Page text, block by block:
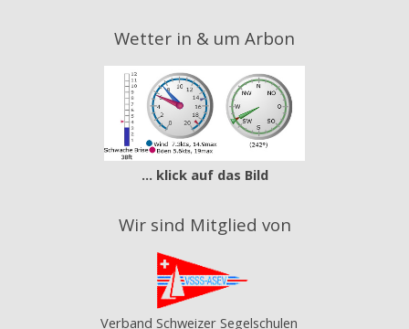
Wetter in & um Arbon
... klick auf das Bild
Wir sind Mitglied von
Verband Schweizer Segelschulen